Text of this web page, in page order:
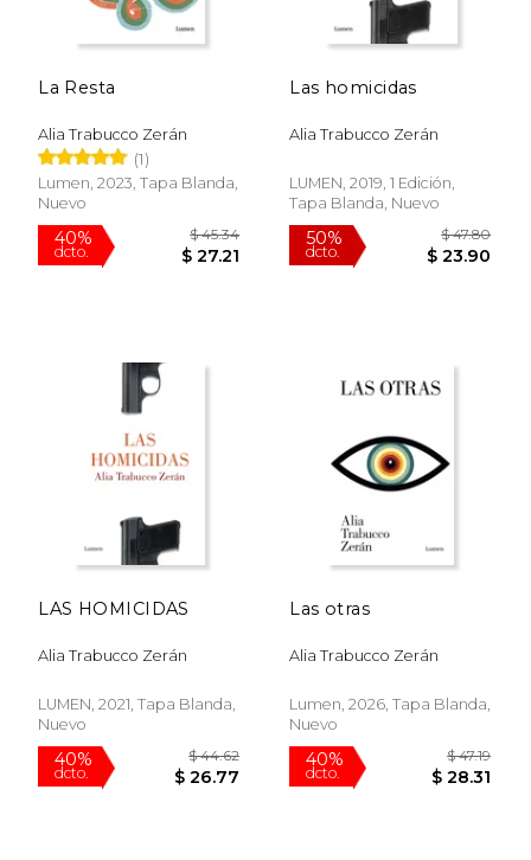
40%
dcto. $ 27.21
15%
dcto.
La Resta
Alia Trabucco Zerán
(1)
Lumen, 2023, Tapa Blanda,
Nuevo
40%
dcto.
$ 45.34
$ 27.21
Las homicidas
Alia Trabucco Zerán
LUMEN, 2019, 1 Edición,
Tapa Blanda, Nuevo
50%
dcto. $
LAS HOMICIDAS
Alia Trabucco Zerán
LUMEN, 2021, Tapa Blanda,
Nuevo
Las otras
Alia Trabucco Zerán
Lumen, 2026, Tapa Blanda,
Nuevo